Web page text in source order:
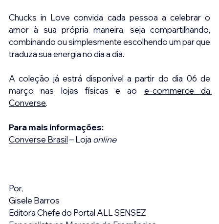
Chucks in Love convida cada pessoa a celebrar o
amor à sua própria maneira, seja compartilhando,
combinando ou simplesmente escolhendo um par que
traduza sua energia no dia a dia.
A coleção já estrá disponível a partir do dia 06 de
março nas lojas físicas e ao e-commerce da
Converse.
Para mais informações:
Converse Brasil – Loja online
Por,
Gisele Barros
Editora Chefe do Portal ALL SENSEZ